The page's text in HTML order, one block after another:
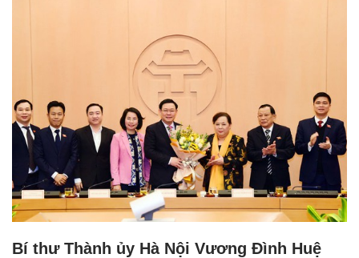
Bí thư Thành ủy Hà Nội Vương Đình Huệ